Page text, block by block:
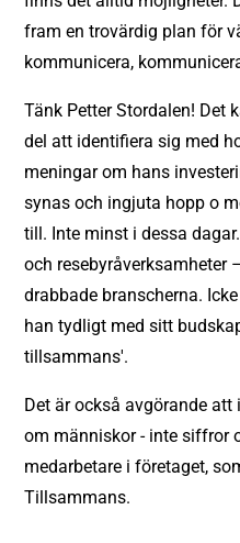
fram en trovärdig plan för
kommunicera,
Tänk Petter Stordalen! Det
del att identifiera sig med
meningar om hans
synas och ingjuta hopp o
till. Inte minst i dessa
och resebyråverksamheter
drabbade branscherna.
han tydligt med sitt
tillsammans'.
Det är också avgörande
om människor - inte siffror
medarbetare i företaget,
Tillsammans.